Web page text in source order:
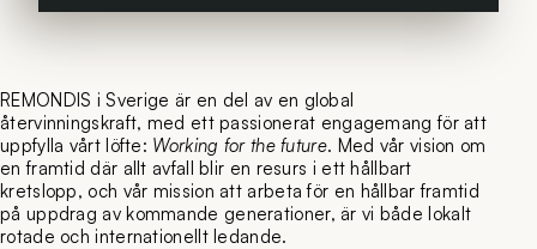
REMONDIS i Sverige är en del av en global
återvinningskraft, med ett passionerat engagemang för att
uppfylla vårt löfte: Working for the future. Med vår vision om
en framtid där allt avfall blir en resurs i ett hållbart
kretslopp, och vår mission att arbeta för en hållbar framtid
på uppdrag av kommande generationer, är vi både lokalt
rotade och internationellt ledande.